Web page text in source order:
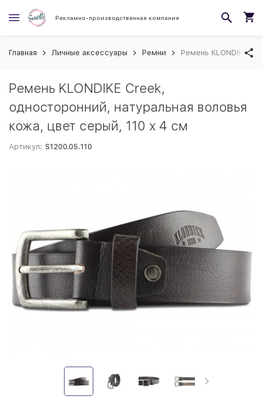
Рекламно-производственная компания
Главная Личные аксессуары Ремни Ремень KLONDIKE
Ремень KLONDIKE Creek,
односторонний, натуральная воловья
кожа, цвет серый, 110 х 4 см
Артикул: S1200.05.110